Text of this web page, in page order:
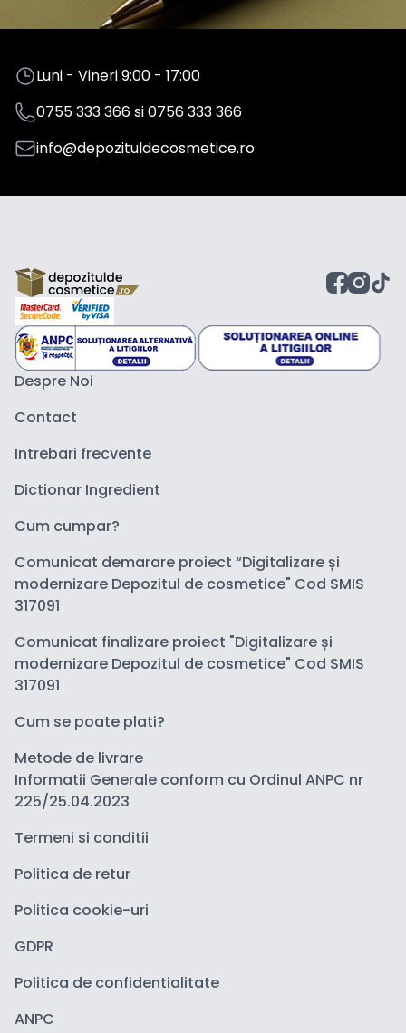
Luni - Vineri 9:00 - 17:00
0755 333 366si0756 333 366
info@depozituldecosmetice.ro
Despre Noi
Contact
Intrebari frecvente
Dictionar Ingredient
Cum cumpar?
Comunicat demarare proiect “Digitalizare și
modernizare Depozitul de cosmetice" Cod SMIS
317091
Comunicat finalizare proiect "Digitalizare și
modernizare Depozitul de cosmetice" Cod SMIS
317091
Cum se poate plati?
Metode de livrare
Informatii Generale conform cu Ordinul ANPC nr
225/25.04.2023
Termeni si conditii
Politica de retur
Politica cookie-uri
GDPR
Politica de confidentialitate
ANPC